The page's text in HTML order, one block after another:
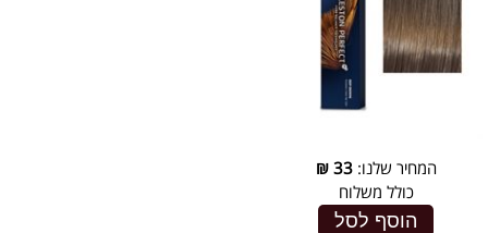
המחיר שלנו:33
₪
כולל משלוח
הוסף לסל